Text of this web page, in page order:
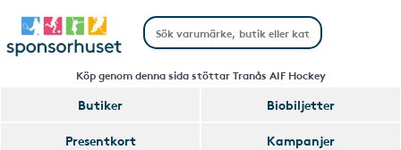
Köp genom denna sida stöttar Tranås AIF Hockey
Butiker
Biobiljetter
Presentkort
Kampanjer